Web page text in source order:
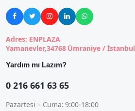
    
Adres: ENPLAZA
Yamanevler,34768 Ümraniye / İstanbul
Yardım mı Lazım?
0 216 661 63 65
Pazartesi – Cuma: 9:00-18:00